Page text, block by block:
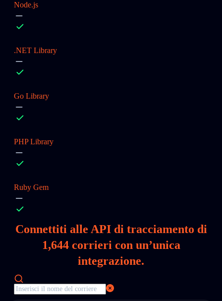
Node.js
.NET Library
Go Library
PHP Library
Ruby Gem
Connettiti alle API di tracciamento di
1,644corrieri con un’unica
integrazione.